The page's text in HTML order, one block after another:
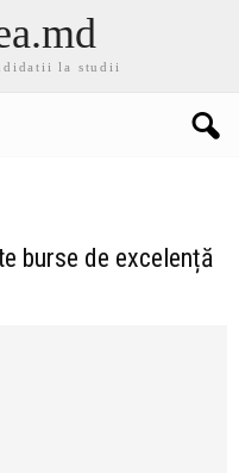
la studii
burse de excelență